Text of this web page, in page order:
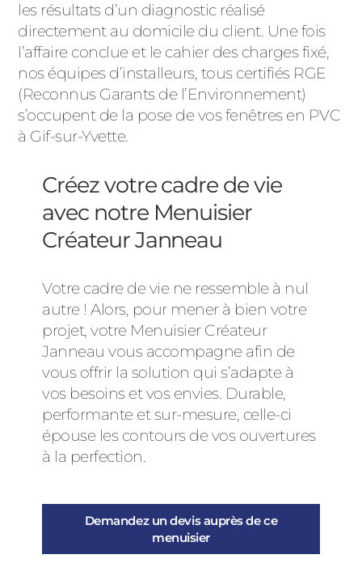
les résultats d’un diagnostic réalisé
directement au domicile du client. Une fois
l’affaire conclue et le cahier des charges fixé,
nos équipes d’installeurs, tous certifiés RGE
(Reconnus Garants de l’Environnement)
s’occupent de la pose de vos fenêtres en PVC
à Gif-sur-Yvette.
Créez votre cadre de vie
avec notre Menuisier
Créateur Janneau
Votre cadre de vie ne ressemble à nul
autre ! Alors, pour mener à bien votre
projet, votre Menuisier Créateur
Janneau vous accompagne afin de
vous offrir la solution qui s’adapte à
vos besoins et vos envies. Durable,
performante et sur-mesure, celle-ci
épouse les contours de vos ouvertures
à la perfection.
Demandez un devis auprès de ce
menuisier